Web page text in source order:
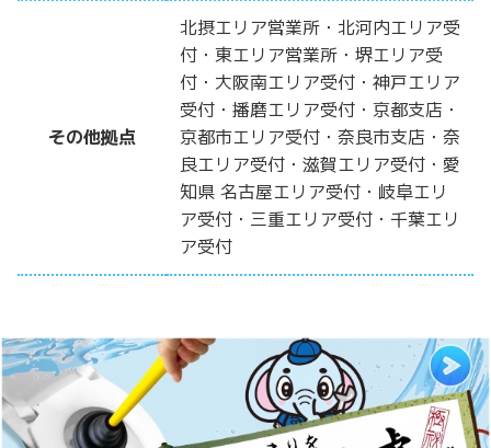
その他拠点
北摂エリア営業所・北河内エリア受
付・東エリア営業所・堺エリア受
付・大阪南エリア受付・神戸エリア
受付・播磨エリア受付・京都支店・
京都市エリア受付・奈良市支店・奈
良エリア受付・滋賀エリア受付・愛
知県 名古屋エリア受付・岐阜エリ
ア受付・三重エリア受付・千葉エリ
ア受付